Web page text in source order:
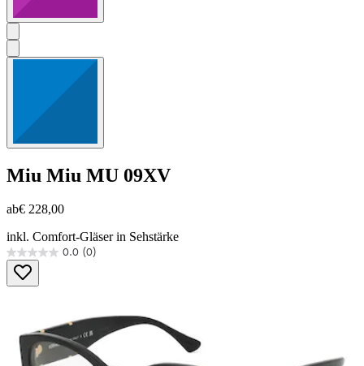
Miu Miu MU 09XV
ab€ 228,00
inkl. Comfort-Gläser in Sehstärke
0.0 (0)
0.0
von
5